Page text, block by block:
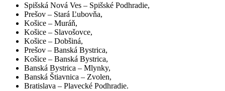
Spišská Nová Ves – Spišské Podhradie,
Prešov – Stará Ľubovňa,
Košice – Muráň,
Košice – Slavošovce,
Košice – Dobšiná,
Prešov – Banská Bystrica,
Košice – Banská Bystrica,
Banská Bystrica – Mlynky,
Banská Štiavnica – Zvolen,
Bratislava – Plavecké Podhradie.